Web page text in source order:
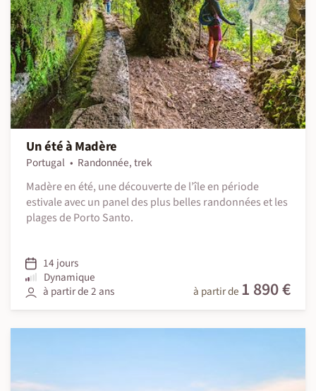
Un été à Madère
Portugal
Randonnée, trek
Madère en été, une découverte de l’île en période
estivale avec un panel des plus belles randonnées et les
plages de Porto Santo.
14 jours
Dynamique
à partir de 2 ans
à partir de 1 890 €